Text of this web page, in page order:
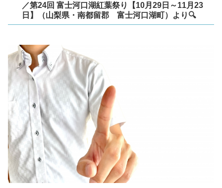
／第24回 富士河口湖紅葉祭り【10月29日～11月23
日】（山梨県・南都留郡 富士河口湖町）より🔍